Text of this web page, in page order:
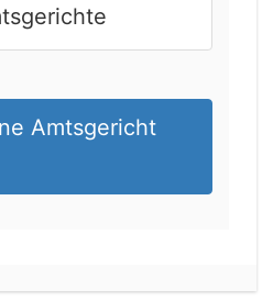
Amtsgericht